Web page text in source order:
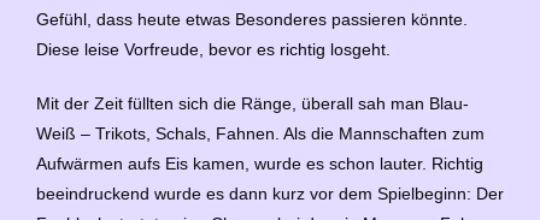
Gefühl, dass heute etwas Besonderes passieren könnte.
Diese leise Vorfreude, bevor es richtig losgeht.
Mit der Zeit füllten sich die Ränge, überall sah man Blau-
Weiß – Trikots, Schals, Fahnen. Als die Mannschaften zum
Aufwärmen aufs Eis kamen, wurde es schon lauter. Richtig
beeindruckend wurde es dann kurz vor dem Spielbeginn: Der